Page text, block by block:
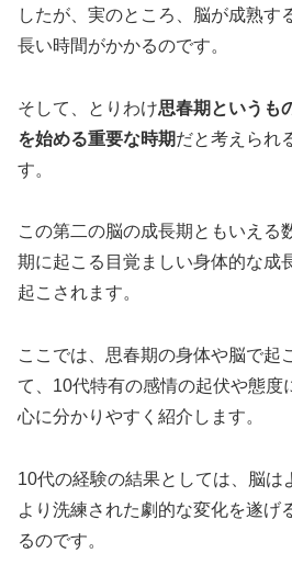
したが、実のところ、脳が成熟す
長い時間がかかるのです。
そして、とりわけ思春期というも
を始める重要な時期だと考えられ
す。
この第二の脳の成長期ともいえる
期に起こる目覚ましい身体的な成
起こされます。
ここでは、思春期の身体や脳で起
て、10代特有の感情の起伏や態度
心に分かりやすく紹介します。
10代の経験の結果としては、脳は
より洗練された劇的な変化を遂げ
るのです。